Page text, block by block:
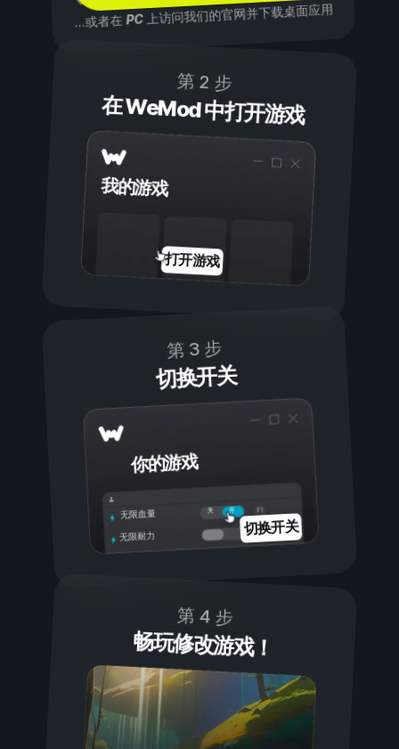
...或者在PC上访问我们的官网并下载桌面应用
第 2 步
在 WeMod 中打开游戏
我的游戏
打开游戏
第 3 步
切换开关
你的游戏
开
关
无限血量
无限耐力
切换开关
第 4 步
畅玩修改游戏！